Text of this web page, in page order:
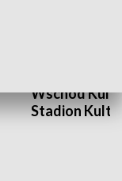
Wschód
Stadion